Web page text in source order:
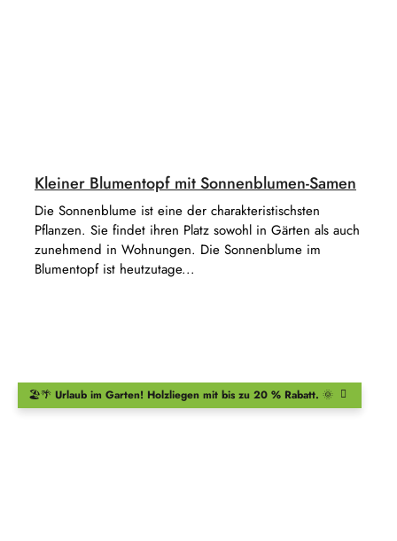
🏖️🌴 Urlaub im Garten! Holzliegen mit bis zu 20 % Rabatt. 🌞
Kleiner Blumentopf mit Sonnenblumen-Samen
Die Sonnenblume ist eine der charakteristischsten
Pflanzen. Sie findet ihren Platz sowohl in Gärten als auch
zunehmend in Wohnungen. Die Sonnenblume im
Blumentopf ist heutzutage...